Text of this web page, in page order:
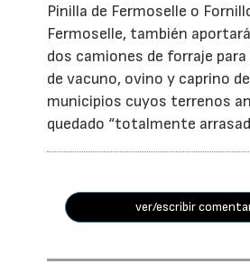
Pinilla de Fermoselle o
Fermoselle, también
dos camiones de forraje
de vacuno, ovino y caprino
municipios cuyos terrenos
quedado “totalmente
ver/escribir